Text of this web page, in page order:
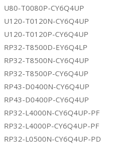
U80-T0080P-CY6Q4UP
U120-T0120N-CY6Q4UP
U120-T0120P-CY6Q4UP
RP32-T8500D-EY6Q4LP
RP32-T8500N-CY6Q4UP
RP32-T8500P-CY6Q4UP
RP43-D0400N-CY6Q4UP
RP43-D0400P-CY6Q4UP
RP32-L4000N-CY6Q4UP-PF
RP32-L4000P-CY6Q4UP-PF
RP32-L0500N-CY6Q4UP-PD